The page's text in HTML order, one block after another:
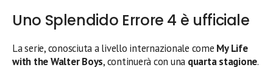
Uno Splendido Errore 4 è ufficiale
La serie, conosciuta a livello internazionale come My Life
with the Walter Boys, continuerà con una quarta stagione.